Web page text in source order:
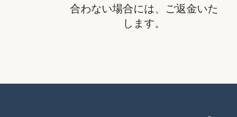
合わない場合には、ご返金いた
します。